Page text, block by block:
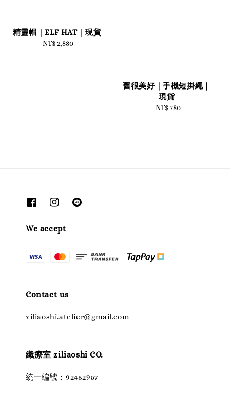
精靈帽｜ELF HAT｜現貨
Regular
NT$ 2,880
舊很美好｜手機短掛繩｜
現貨
Regular
NT$ 780
We accept
Contact us
ziliaoshi.atelier@gmail.com
織療室 ziliaoshi CO.
統一編號：92462957